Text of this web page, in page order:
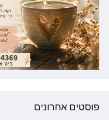
פוסטים אחרונים